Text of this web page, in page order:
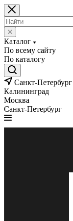
Каталог
По всему сайту
По каталогу
Санкт-Петербург
Калининград
Москва
Санкт-Петербург